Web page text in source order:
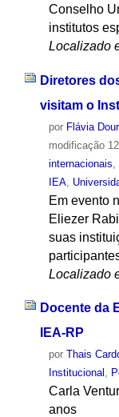
Conselho
institutos
Localizado
Diretores
visitam o
por Flávia
modificação
internacionais
IEA,
Em evento
Eliezer
suas
Localizado
Docente da
IEA-RP
por Thais
Institucional ,
Carla
anos